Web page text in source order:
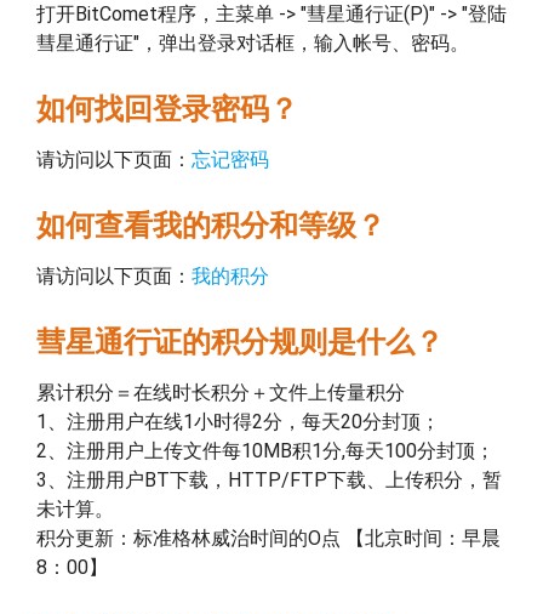
打开BitComet程序，主菜单 -> "彗星通行证(P)" -> "登陆
彗星通行证"，弹出登录对话框，输入帐号、密码。
如何找回登录密码？
请访问以下页面： 忘记密码
如何查看我的积分和等级？
请访问以下页面： 我的积分
彗星通行证的积分规则是什么？
累计积分＝在线时长积分＋文件上传量积分
1、注册用户在线1小时得2分，每天20分封顶；
2、注册用户上传文件每10MB积1分,每天100分封顶；
3、注册用户BT下载，HTTP/FTP下载、上传积分，暂
未计算。
积分更新：标准格林威治时间的O点 【北京时间：早晨
8：00】